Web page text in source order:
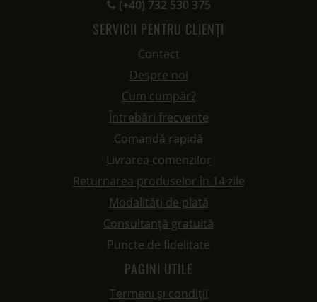
(+40) 732 530 375
SERVICII PENTRU CLIENȚI
Contact
Despre noi
Cum cumpăr?
Întrebări frecvente
Comandă rapidă
Livrarea comenzilor
Returnarea produselor în 14 zile
Modalități de plată
Consultanță gratuită
Puncte de fidelitate
PAGINI UTILE
Termeni și condiții